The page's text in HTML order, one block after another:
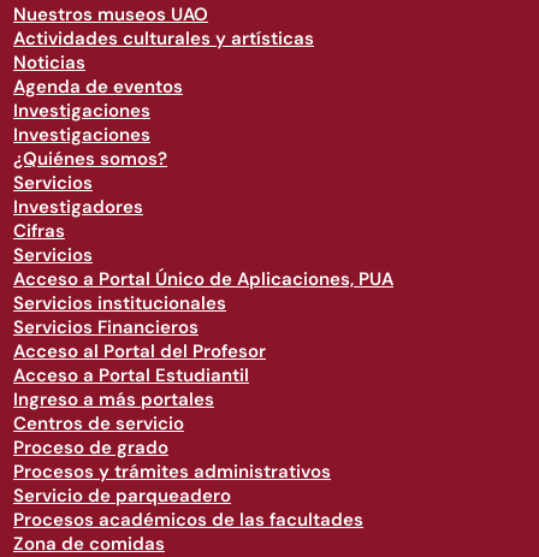
Nuestros museos UAO
Actividades culturales y artísticas
Noticias
Agenda de eventos
Investigaciones
Investigaciones
¿Quiénes somos?
Servicios
Investigadores
Cifras
Servicios
Acceso a Portal Único de Aplicaciones, PUA
Servicios institucionales
Servicios Financieros
Acceso al Portal del Profesor
Acceso a Portal Estudiantil
Ingreso a más portales
Centros de servicio
Proceso de grado
Procesos y trámites administrativos
Servicio de parqueadero
Procesos académicos de las facultades
Zona de comidas